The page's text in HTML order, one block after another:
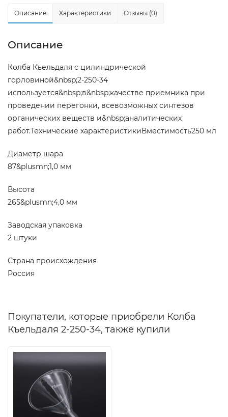
Описание Характеристики Отзывы (0)
Описание
Колба Къельдаля с цилиндрической
горловиной&nbsp;2-250-34
используется&nbsp;в&nbsp;качестве приемника при
проведении перегонки, всевозможных синтезов
органических веществ и&nbsp;аналитических
работ.Технические характеристикиВместимость250 мл
Диаметр шара
87&plusmn;1,0 мм
Высота
265&plusmn;4,0 мм
Заводская упаковка
2 штуки
Страна происхождения
Россия
Покупатели, которые приобрели Колба
Къельдаля 2-250-34, также купили